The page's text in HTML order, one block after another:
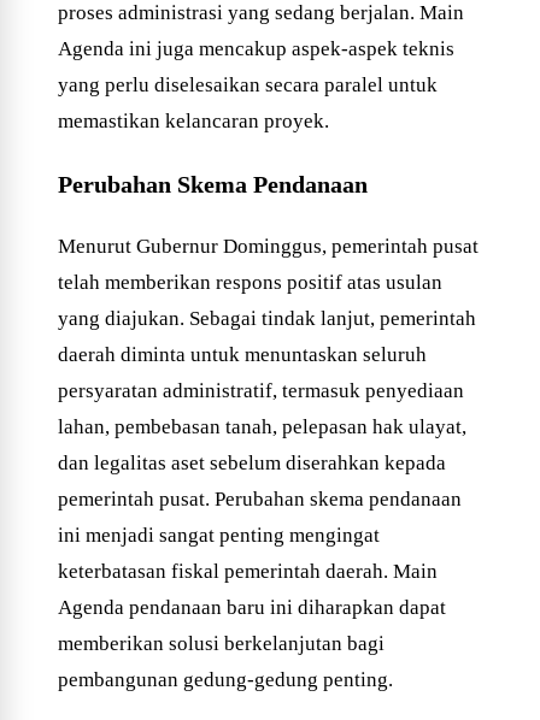
proses administrasi yang sedang berjalan. Main
Agenda ini juga mencakup aspek-aspek teknis
yang perlu diselesaikan secara paralel untuk
memastikan kelancaran proyek.
Perubahan Skema Pendanaan
Menurut Gubernur Dominggus, pemerintah pusat
telah memberikan respons positif atas usulan
yang diajukan. Sebagai tindak lanjut, pemerintah
daerah diminta untuk menuntaskan seluruh
persyaratan administratif, termasuk penyediaan
lahan, pembebasan tanah, pelepasan hak ulayat,
dan legalitas aset sebelum diserahkan kepada
pemerintah pusat. Perubahan skema pendanaan
ini menjadi sangat penting mengingat
keterbatasan fiskal pemerintah daerah. Main
Agenda pendanaan baru ini diharapkan dapat
memberikan solusi berkelanjutan bagi
pembangunan gedung-gedung penting.